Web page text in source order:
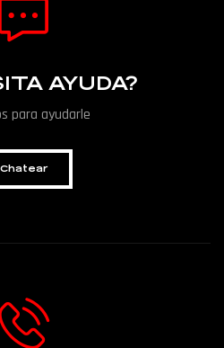
AYUDA?
para ayudarle
Chatear